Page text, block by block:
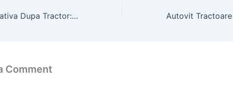
Cositoare Rotativa Dupa Tractor: Solutia pentru Tunsul Ierbii si Finisaj
Comment